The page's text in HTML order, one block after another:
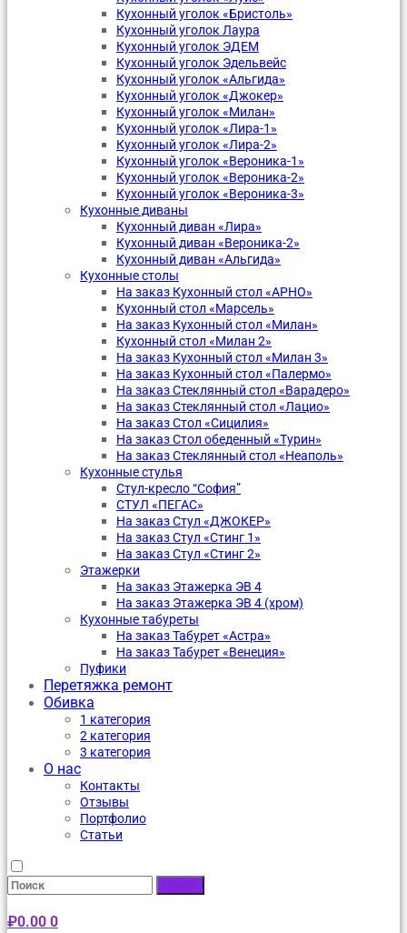
Кухонный уголок «Бристоль»
Кухонный уголок Лаура
Кухонный уголок ЭДЕМ
Кухонный уголок Эдельвейс
Кухонный уголок «Альгида»
Кухонный уголок «Джокер»
Кухонный уголок «Милан»
Кухонный уголок «Лира-1»
Кухонный уголок «Лира-2»
Кухонный уголок «Вероника-1»
Кухонный уголок «Вероника-2»
Кухонный уголок «Вероника-3»
Кухонные диваны
Кухонный диван «Лира»
Кухонный диван «Вероника-2»
Кухонный диван «Альгида»
Кухонные столы
На заказ Кухонный стол «АРНО»
Кухонный стол «Марсель»
На заказ Кухонный стол «Милан»
Кухонный стол «Милан 2»
На заказ Кухонный стол «Милан 3»
На заказ Кухонный стол «Палермо»
На заказ Стеклянный стол «Варадеро»
На заказ Стеклянный стол «Лацио»
На заказ Стол «Сицилия»
На заказ Стол обеденный «Турин»
На заказ Стеклянный стол «Неаполь»
Кухонные стулья
Стул-кресло “София”
CТУЛ «ПЕГАС»
На заказ Стул «ДЖОКЕР»
На заказ Стул «Стинг 1»
На заказ Стул «Стинг 2»
Этажерки
На заказ Этажерка ЭВ 4
На заказ Этажерка ЭВ 4 (хром)
Кухонные табуреты
На заказ Табурет «Астра»
На заказ Табурет «Венеция»
Пуфики
Перетяжка ремонт
Обивка
1 категория
2 категория
3 категория
О нас
Контакты
Отзывы
Портфолио
Статьи
Поиск
₽0.00 0